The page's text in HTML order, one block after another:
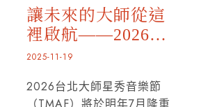
2023年夏天，TMAF重要的轉
型時期，我被委以執行長的重
任。在兼顧演出與教學工作的
同時，我接受了這項挑戰；而
支持一切的，是對音樂與教育
展現臺灣文化影響力的信念，
讓未來的大師從這
裡啟航——2026台
北大師星秀音樂節
2025-11-19
2026台北大師星秀音樂節